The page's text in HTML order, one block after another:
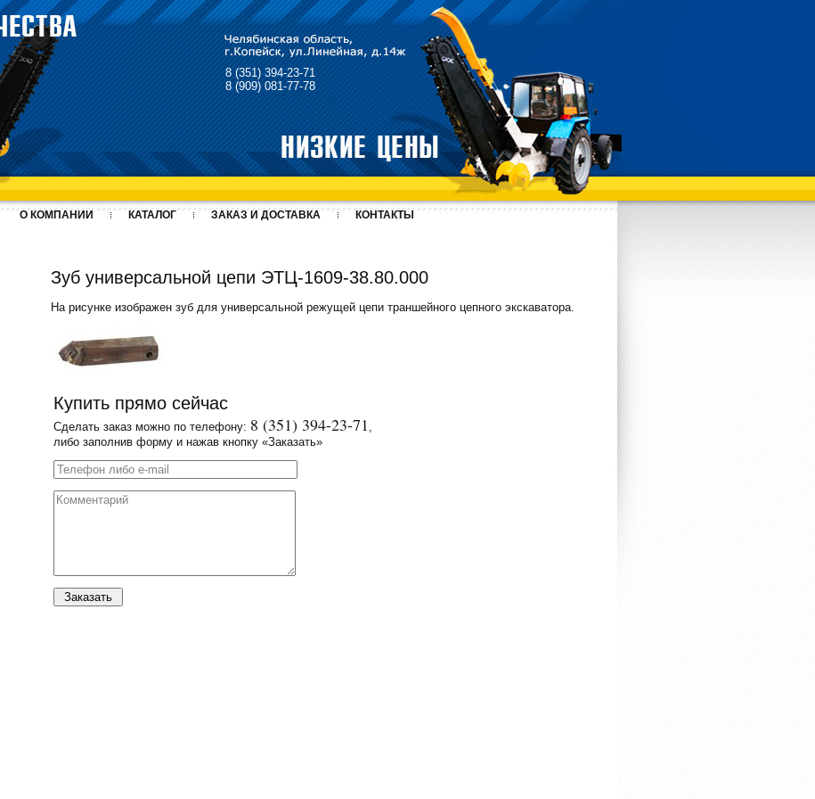
8 (351) 394-23-71
8 (909) 081-77-78
О КОМПАНИИ КАТАЛОГ ЗАКАЗ И ДОСТАВКА КОНТАКТЫ
Зуб универсальной цепи ЭТЦ-1609-38.80.000
На рисунке изображен зуб для универсальной режущей цепи траншейного цепного экскаватора.
Купить прямо сейчас
Сделать заказ можно по телефону: 8 (351) 394-23-71 ,
либо заполнив форму и нажав кнопку «Заказать»
Заказать